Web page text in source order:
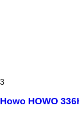
3
Howo HOWO